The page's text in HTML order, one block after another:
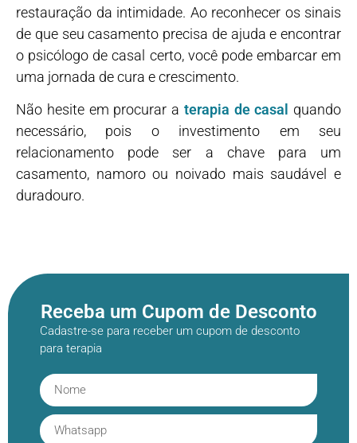
restauração da intimidade. Ao reconhecer os sinais
de que seu casamento precisa de ajuda e encontrar
o psicólogo de casal certo, você pode embarcar em
uma jornada de cura e crescimento.
Não hesite em procurar a terapia de casal
quando
necessário, pois o investimento em seu
relacionamento pode ser a chave para um
casamento, namoro ou noivado mais saudável e
duradouro.
Receba um Cupom de Desconto
Cadastre-se para receber um cupom de desconto
para terapia